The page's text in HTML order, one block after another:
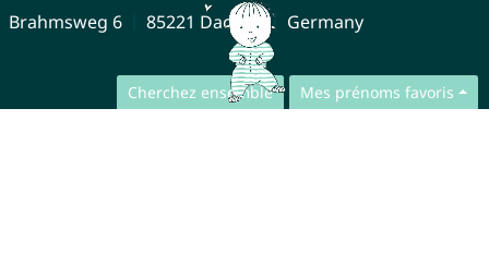
Cherchez ensemble Mes prénoms favoris
Brahmsweg 6
85221 Dachau Germany